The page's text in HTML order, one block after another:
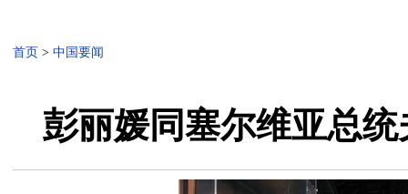
首页 > 中国要闻
彭丽媛同塞尔维亚总